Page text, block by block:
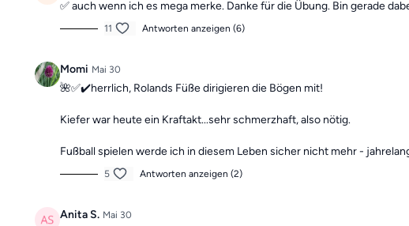
✅ auch wenn ich es mega merke. Danke für die Übung. Bin gerade
11 Antworten anzeigen (6)
Momi Mai 30
🌺✅✔️herrlich, Rolands Füße dirigieren die Bögen mit!
Kiefer war heute ein Kraftakt...sehr schmerzhaft, also nötig.
Fußball spielen werde ich in diesem Leben sicher nicht mehr -
5 Antworten anzeigen (2)
Anita S. Mai 30